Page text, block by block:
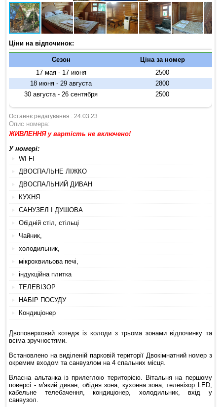
Ціни на відпочинок:
Сезон
Ціна за номер
17 мая - 17 июня
2500
18 июня - 29 августа
2800
30 августа - 26 сентября
2500
Останнє редагування : 24.03.23
Опис номера:
ЖИВЛЕННЯ у вартість не включено!
У номері:
WI-FI
ДВОСПАЛЬНЕ ЛІЖКО
ДВОСПАЛЬНИЙ ДИВАН
КУХНЯ
САНУЗЕЛ І ДУШОВА
Обідній стіл, стільці
Чайник,
холодильник,
мікрохвильова печі,
індукційна плитка
ТЕЛЕВІЗОР
НАБІР ПОСУДУ
Кондиціонер
Двоповерховий котедж із колоди з трьома зонами відпочинку та
всіма зручностями.
Встановлено на виділеній парковій території Двокімнатний номер з
окремим входом та санвузлом на 4 спальних місця.
Власна альтанка із прилеглою територією. Вітальня на першому
поверсі - м'який диван, обідня зона, кухонна зона, телевізор LED,
кабельне телебачення, кондиціонер, холодильник, вхід у
санвузол.